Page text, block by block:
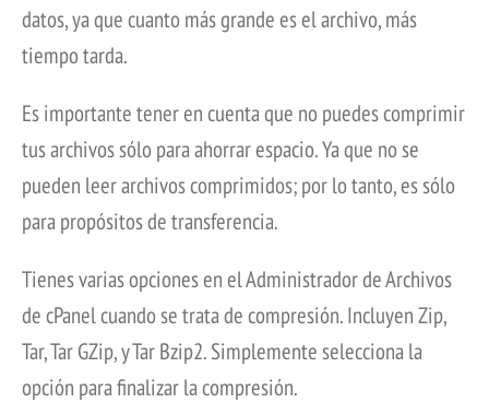
datos, ya que cuanto más grande es el archivo, más
tiempo tarda.
Es importante tener en cuenta que no puedes comprimir
tus archivos sólo para ahorrar espacio. Ya que no se
pueden leer archivos comprimidos; por lo tanto, es sólo
para propósitos de transferencia.
Tienes varias opciones en el Administrador de Archivos
de cPanel cuando se trata de compresión. Incluyen Zip,
Tar, Tar GZip, y Tar Bzip2. Simplemente selecciona la
opción para finalizar la compresión.